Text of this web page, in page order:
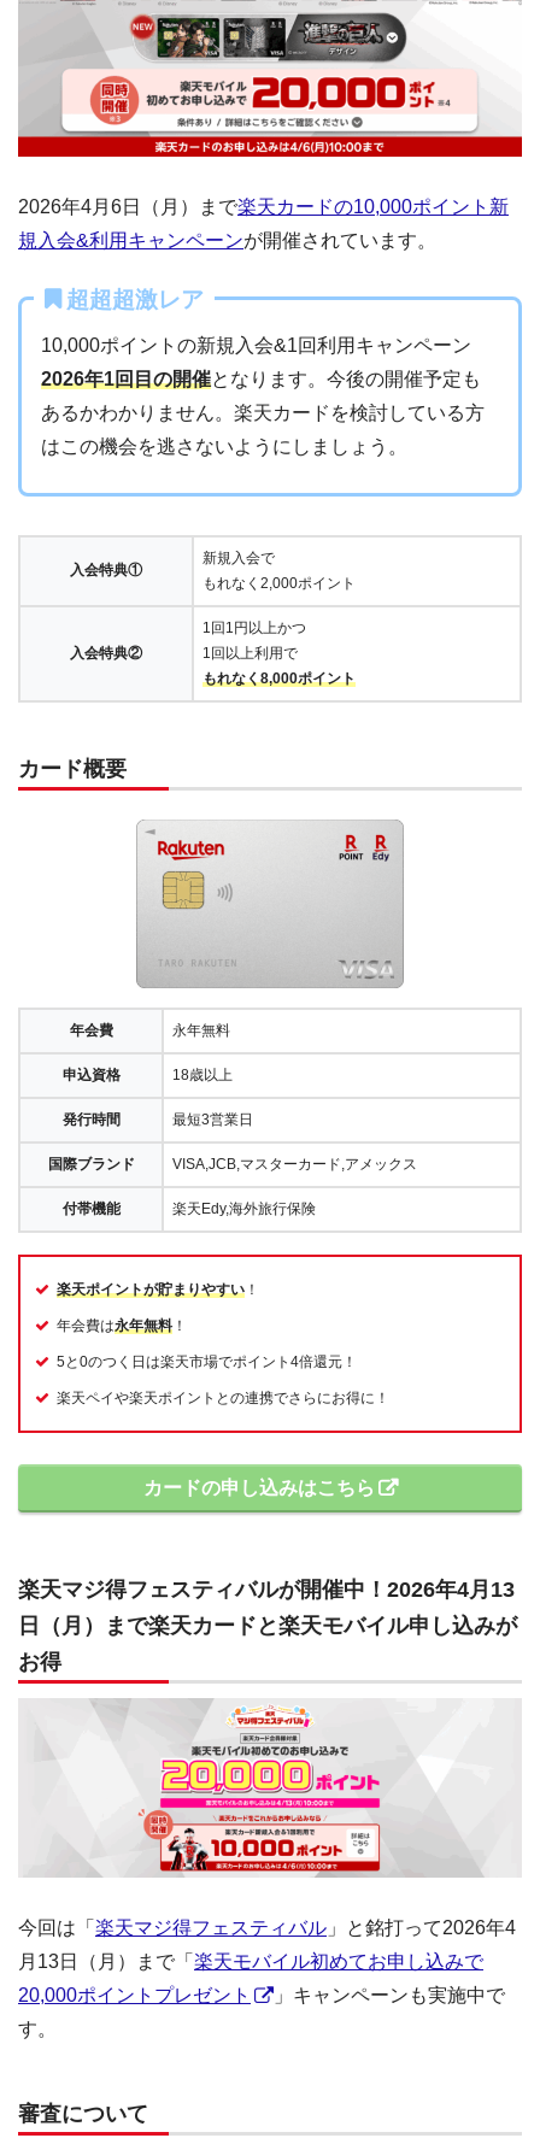
2026年4月6日（月）まで楽天カードの10,000ポイント新
規入会&利用キャンペーンが開催されています。
超超超激レア
10,000ポイントの新規入会&1回利用キャンペーン
2026年1回目の開催となります。今後の開催予定も
あるかわかりません。楽天カードを検討している方
はこの機会を逃さないようにしましょう。
入会特典①
新規入会で
もれなく2,000ポイント
入会特典②
1回1円以上かつ
1回以上利用で
もれなく8,000ポイント
カード概要
年会費 永年無料
申込資格 18歳以上
発行時間 最短3営業日
国際ブランド VISA,JCB,マスターカード,アメックス
付帯機能 楽天Edy,海外旅行保険
楽天ポイントが貯まりやすい ！
年会費は永年無料 ！
5と0のつく日は楽天市場でポイント4倍還元！
楽天ペイや楽天ポイントとの連携でさらにお得に！
カードの申し込みはこちら
楽天マジ得フェスティバルが開催中！2026年4月13
日（月）まで楽天カードと楽天モバイル申し込みが
お得
今回は「 楽天マジ得フェスティバル 」と銘打って2026年4
月13日（月）まで「 楽天モバイル初めてお申し込みで
20,000ポイントプレゼント
」キャンペーンも実施中で
す。
審査について